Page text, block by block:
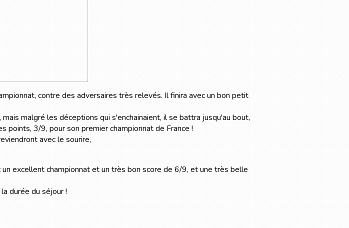
contre des adversaires très relevés. Il finira avec un bon petit
malgré les déceptions qui s'enchainaient, il se battra jusqu'au bout,
3/9, pour son premier championnat de France !
avec le sourire,
un excellent championnat et un très bon score de 6/9, et une très belle
durée du séjour !